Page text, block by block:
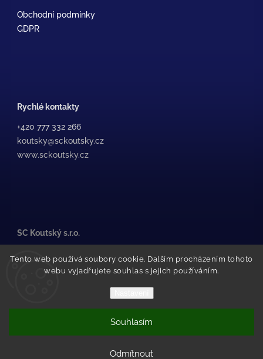
Tento web používá soubory cookie. Dalším procházením tohoto
webu vyjadřujete souhlas s jejich používáním.
Odmítnout
Souhlasím
Obchodní podmínky
GDPR
Rychlé kontakty
+420 777 332 266
koutsky@sckoutsky.cz
www.sckoutsky.cz
SC Koutský s.r.o.
500 02 Hradec Králové
Pražské Předměstí
Vytvořil Shoptet